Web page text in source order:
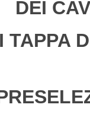
DEI
TAPPA